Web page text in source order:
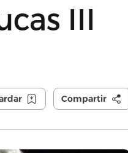
III
Compartir